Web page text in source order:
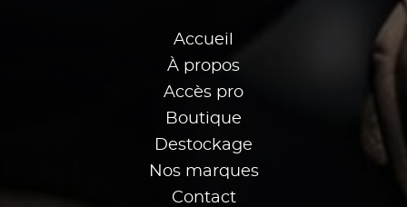
Accueil
À propos
Accès pro
Boutique
Destockage
Nos marques
Contact